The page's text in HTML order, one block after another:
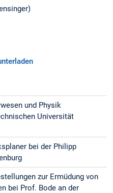
und Physik
Universität
bei der Philipp
zur Ermüdung von
bei Prof. Bode an der